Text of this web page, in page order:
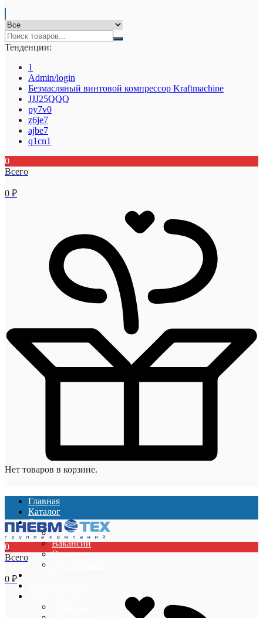
Тенденции:
1
Admin/login
Безмасляный винтовой компрессор Kraftmaсhine
JJJ25QQQ
py7v0
z6je7
ajbe7
q1cn1
0
Всего
0 ₽
Нет товаров в корзине.
Главная
Каталог
О компании
О компании
Вакансии
Отзывы
0
Всего
0 ₽